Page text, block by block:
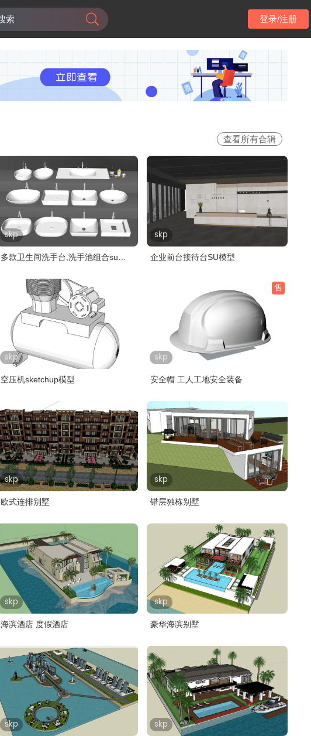
登录/注册
查看所有合辑
skp
多款卫生间洗手台,洗手池组合su模
skp
企业前台接待台SU模型
skp
空压机sketchup模型
售
skp
安全帽 工人工地安全装备
skp
欧式连排别墅
skp
错层独栋别墅
skp
海滨酒店 度假酒店
skp
豪华海滨别墅
skp skp